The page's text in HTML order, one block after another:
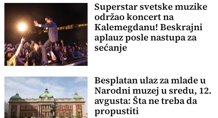
Superstar svetske muzike
održao koncert na
Kalemegdanu! Beskrajni
aplauz posle nastupa za
sećanje
Besplatan ulaz za mlade u
Narodni muzej u sredu, 12.
avgusta: Šta ne treba da
propustiti